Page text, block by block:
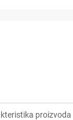
proizvoda